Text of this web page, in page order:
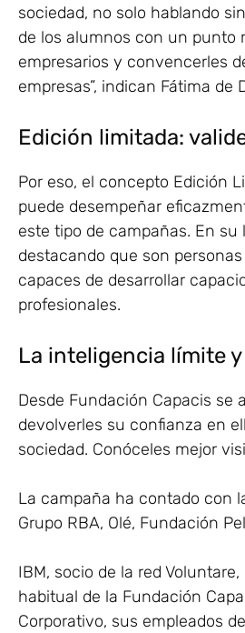
sociedad, no solo hablando
de los alumnos con un punto
empresarios y convencerles
empresas”, indican Fátima de
Edición limitada:
Por eso, el concepto Edición
puede desempeñar
este tipo de campañas. En
destacando que son
capaces de desarrollar
profesionales.
La inteligencia límite
Desde Fundación Capacis
devolverles su confianza en
sociedad. Conóceles mejor
La campaña ha contado con
Grupo RBA, Olé, Fundación
IBM, socio de la red
habitual de la Fundación
Corporativo, sus empleados